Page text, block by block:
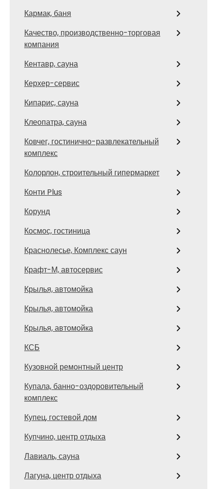
Кармак, баня
Качество, производственно-торговая
компания
Кентавр, сауна
Керхер-сервис
Кипарис, сауна
Клеопатра, сауна
Ковчег, гостинично-развлекательный
комплекс
Колорлон, строительный гипермаркет
Конти Plus
Корунд
Космос, гостиница
Краснолесье, Комплекс саун
Крафт-М, автосервис
Крылья, автомойка
Крылья, автомойка
Крылья, автомойка
КСБ
Кузовной ремонтный центр
Купала, банно-оздоровительный
комплекс
Купец, гостевой дом
Купчино, центр отдыха
Лавиаль, сауна
Лагуна, центр отдыха